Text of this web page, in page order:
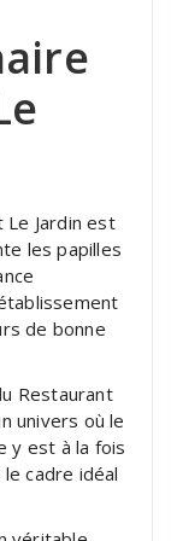
Le Jardin est
les papilles
de bonne
Restaurant
univers où le
y est à la fois
cadre idéal